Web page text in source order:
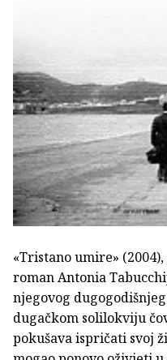
«Tristano umire»
roman Antonia
njegovog
dugačkom solilokviju
pokušava ispričati svoj